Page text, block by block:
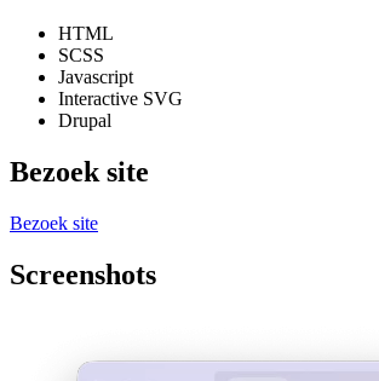
HTML
SCSS
Javascript
Interactive SVG
Drupal
Bezoek site
Bezoek site
Screenshots